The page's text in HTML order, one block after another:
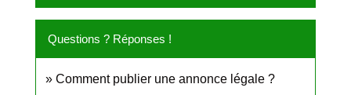
Questions ? Réponses !
Comment publier une annonce légale ?